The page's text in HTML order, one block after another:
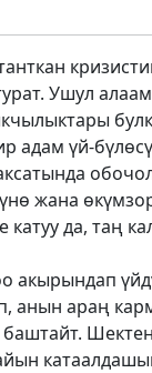
Ушул
адам үй-
жана
да, таң
акырындап
анын араң